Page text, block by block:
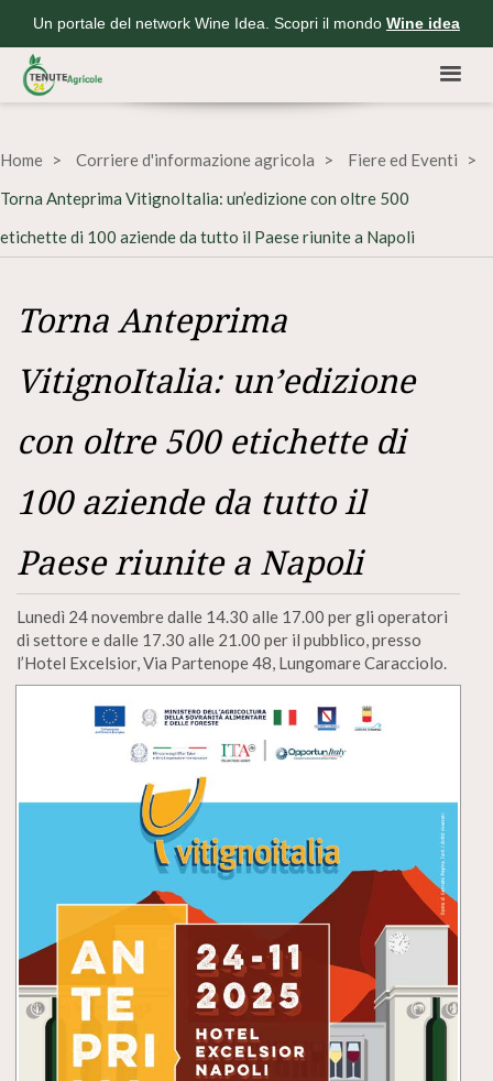
Un portale del network Wine Idea. Scopri il mondo Wine idea
Home Corriere d'informazione agricola
Fiere ed Eventi
Torna Anteprima VitignoItalia: un’edizione con oltre 500
etichette di 100 aziende da tutto il Paese riunite a Napoli
Torna Anteprima
VitignoItalia: un’edizione
con oltre 500 etichette di
100 aziende da tutto il
Paese riunite a Napoli
Lunedì 24 novembre dalle 14.30 alle 17.00 per gli operatori
di settore e dalle 17.30 alle 21.00 per il pubblico, presso
l’Hotel Excelsior, Via Partenope 48, Lungomare Caracciolo.